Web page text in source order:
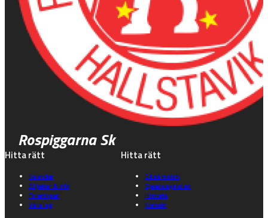
Rospiggarna Sk
Hitta rätt
Kalender
Biljetter & info
Föreningen
Våra lag
Hitta rätt
Gå på match
Speedwayskolan
Historia
Kontakt